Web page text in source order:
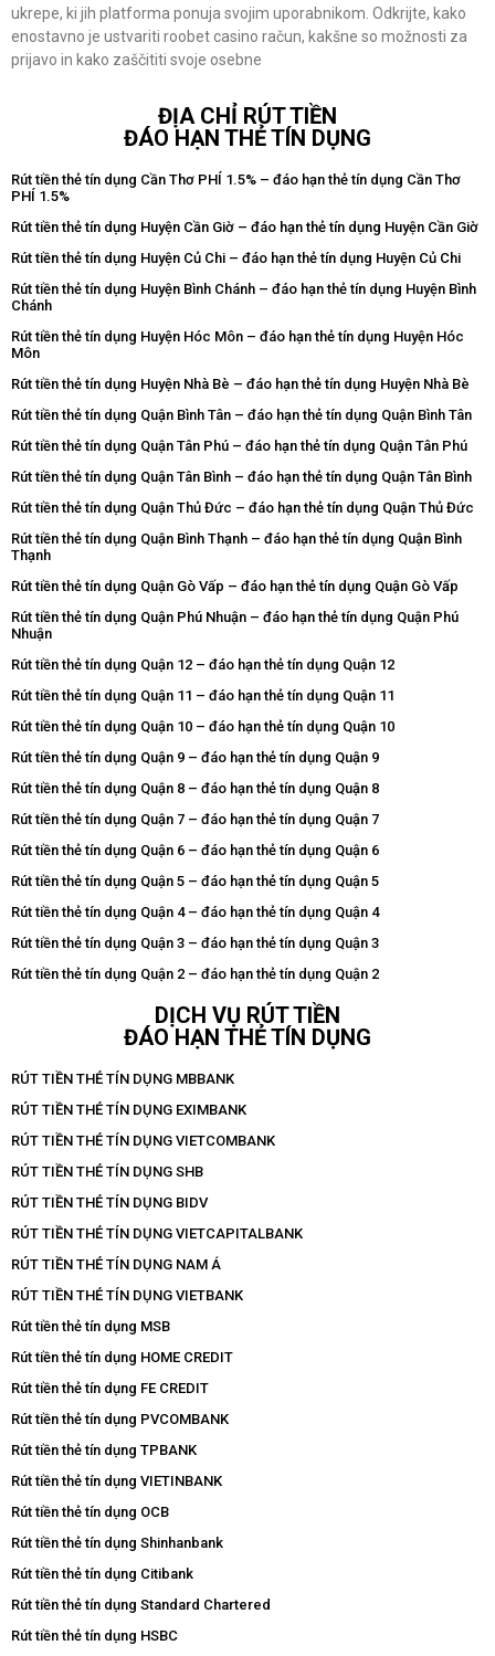
ukrepe, ki jih platforma ponuja svojim uporabnikom. Odkrijte, kako
enostavno je ustvariti roobet casino račun, kakšne so možnosti za
prijavo in kako zaščititi svoje osebne
ĐỊA CHỈ RÚT TIỀN
ĐÁO HẠN THẺ TÍN DỤNG
Rút tiền thẻ tín dụng Cần Thơ PHÍ 1.5% – đáo hạn thẻ tín dụng Cần Thơ
PHÍ 1.5%
Rút tiền thẻ tín dụng Huyện Cần Giờ – đáo hạn thẻ tín dụng Huyện Cần Giờ
Rút tiền thẻ tín dụng Huyện Củ Chi – đáo hạn thẻ tín dụng Huyện Củ Chi
Rút tiền thẻ tín dụng Huyện Bình Chánh – đáo hạn thẻ tín dụng Huyện Bình
Chánh
Rút tiền thẻ tín dụng Huyện Hóc Môn – đáo hạn thẻ tín dụng Huyện Hóc
Môn
Rút tiền thẻ tín dụng Huyện Nhà Bè – đáo hạn thẻ tín dụng Huyện Nhà Bè
Rút tiền thẻ tín dụng Quận Bình Tân – đáo hạn thẻ tín dụng Quận Bình Tân
Rút tiền thẻ tín dụng Quận Tân Phú – đáo hạn thẻ tín dụng Quận Tân Phú
Rút tiền thẻ tín dụng Quận Tân Bình – đáo hạn thẻ tín dụng Quận Tân Bình
Rút tiền thẻ tín dụng Quận Thủ Đức – đáo hạn thẻ tín dụng Quận Thủ Đức
Rút tiền thẻ tín dụng Quận Bình Thạnh – đáo hạn thẻ tín dụng Quận Bình
Thạnh
Rút tiền thẻ tín dụng Quận Gò Vấp – đáo hạn thẻ tín dụng Quận Gò Vấp
Rút tiền thẻ tín dụng Quận Phú Nhuận – đáo hạn thẻ tín dụng Quận Phú
Nhuận
Rút tiền thẻ tín dụng Quận 12 – đáo hạn thẻ tín dụng Quận 12
Rút tiền thẻ tín dụng Quận 11 – đáo hạn thẻ tín dụng Quận 11
Rút tiền thẻ tín dụng Quận 10 – đáo hạn thẻ tín dụng Quận 10
Rút tiền thẻ tín dụng Quận 9 – đáo hạn thẻ tín dụng Quận 9
Rút tiền thẻ tín dụng Quận 8 – đáo hạn thẻ tín dụng Quận 8
Rút tiền thẻ tín dụng Quận 7 – đáo hạn thẻ tín dụng Quận 7
Rút tiền thẻ tín dụng Quận 6 – đáo hạn thẻ tín dụng Quận 6
Rút tiền thẻ tín dụng Quận 5 – đáo hạn thẻ tín dụng Quận 5
Rút tiền thẻ tín dụng Quận 4 – đáo hạn thẻ tín dụng Quận 4
Rút tiền thẻ tín dụng Quận 3 – đáo hạn thẻ tín dụng Quận 3
Rút tiền thẻ tín dụng Quận 2 – đáo hạn thẻ tín dụng Quận 2
DỊCH VỤ RÚT TIỀN
ĐÁO HẠN THẺ TÍN DỤNG
RÚT TIỀN THẺ TÍN DỤNG MBBANK
RÚT TIỀN THẺ TÍN DỤNG EXIMBANK
RÚT TIỀN THẺ TÍN DỤNG VIETCOMBANK
RÚT TIỀN THẺ TÍN DỤNG SHB
RÚT TIỀN THẺ TÍN DỤNG BIDV
RÚT TIỀN THẺ TÍN DỤNG VIETCAPITALBANK
RÚT TIỀN THẺ TÍN DỤNG NAM Á
RÚT TIỀN THẺ TÍN DỤNG VIETBANK
Rút tiền thẻ tín dụng MSB
Rút tiền thẻ tín dụng HOME CREDIT
Rút tiền thẻ tín dụng FE CREDIT
Rút tiền thẻ tín dụng PVCOMBANK
Rút tiền thẻ tín dụng TPBANK
Rút tiền thẻ tín dụng VIETINBANK
Rút tiền thẻ tín dụng OCB
Rút tiền thẻ tín dụng Shinhanbank
Rút tiền thẻ tín dụng Citibank
Rút tiền thẻ tín dụng Standard Chartered
Rút tiền thẻ tín dụng HSBC